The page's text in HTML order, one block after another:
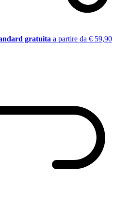
gratuita a partire da € 59,90